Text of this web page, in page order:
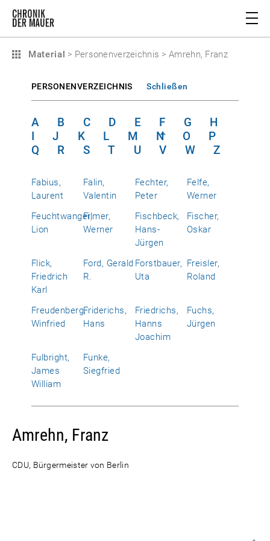
Material > Personenverzeichnis > Amrehn, Franz
PERSONENVERZEICHNIS Schließen
A B C D E F G
H
I
J K L M N O
P
Q
R S T U V W Z
Fabius,
Laurent
Falin,
Valentin
Fechter,
Peter
Felfe,
Werner
Feuchtwanger,
Lion
Filmer,
Werner
Fischbeck,
Hans-
Jürgen
Fischer,
Oskar
Flick,
Friedrich
Karl
Ford, Gerald
R.
Forstbauer,
Uta
Freisler,
Roland
Freudenberg,
Winfried
Friderichs,
Hans
Friedrichs,
Hanns
Joachim
Fuchs,
Jürgen
Fulbright,
James
William
Funke,
Siegfried
Amrehn, Franz
CDU, Bürgermeister von Berlin